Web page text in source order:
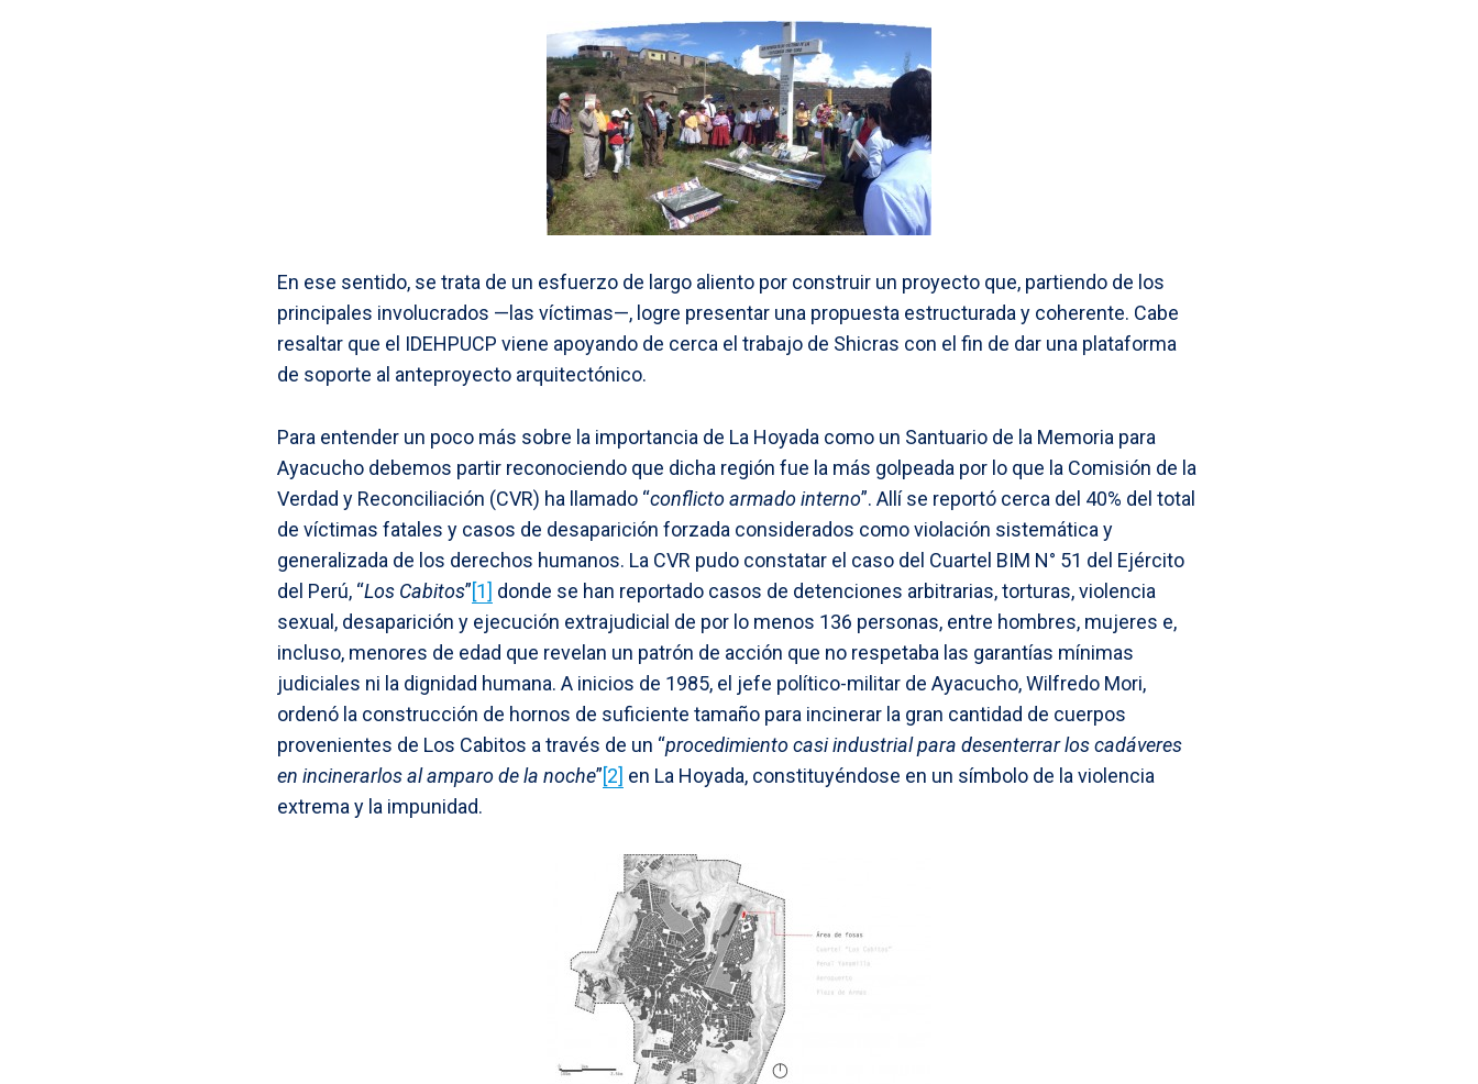
En ese sentido, se trata de un esfuerzo de largo aliento por construir un proyecto que, partiendo de los
principales involucrados —las víctimas—, logre presentar una propuesta estructurada y coherente. Cabe
resaltar que el IDEHPUCP viene apoyando de cerca el trabajo de Shicras con el fin de dar una plataforma
de soporte al anteproyecto arquitectónico.
Para entender un poco más sobre la importancia de La Hoyada como un Santuario de la Memoria para
Ayacucho debemos partir reconociendo que dicha región fue la más golpeada por lo que la Comisión de la
Verdad y Reconciliación (CVR) ha llamado “conflicto armado interno”. Allí se reportó cerca del 40% del total
de víctimas fatales y casos de desaparición forzada considerados como violación sistemática y
generalizada de los derechos humanos. La CVR pudo constatar el caso del Cuartel BIM N° 51 del Ejército
del Perú, “Los Cabitos”[1] donde se han reportado casos de detenciones arbitrarias, torturas, violencia
sexual, desaparición y ejecución extrajudicial de por lo menos 136 personas, entre hombres, mujeres e,
incluso, menores de edad que revelan un patrón de acción que no respetaba las garantías mínimas
judiciales ni la dignidad humana. A inicios de 1985, el jefe político-militar de Ayacucho, Wilfredo Mori,
ordenó la construcción de hornos de suficiente tamaño para incinerar la gran cantidad de cuerpos
provenientes de Los Cabitos a través de un “procedimiento casi industrial para desenterrar los cadáveres
en incinerarlos al amparo de la noche”[2] en La Hoyada, constituyéndose en un símbolo de la violencia
extrema y la impunidad.